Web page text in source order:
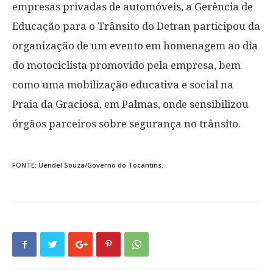
empresas privadas de automóveis, a Gerência de
Educação para o Trânsito do Detran participou da
organização de um evento em homenagem ao dia
do motociclista promovido pela empresa, bem
como uma mobilização educativa e social na
Praia da Graciosa, em Palmas, onde sensibilizou
órgãos parceiros sobre segurança no trânsito.
FONTE: Uendel Souza/Governo do Tocantins.